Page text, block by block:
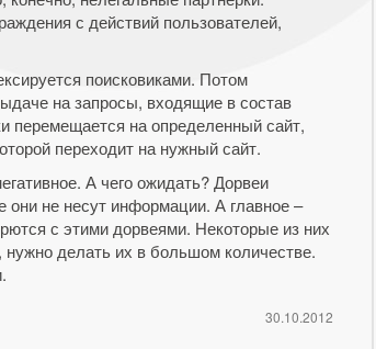
с действий пользователей,
поисковиками. Потом
на запросы, входящие в состав
перемещается на определенный сайт,
переходит на нужный сайт.
А чего ожидать? Дорвеи
не несут информации. А главное –
с этими дорвеями. Некоторые из них
делать их в большом количестве.
30.10.2012